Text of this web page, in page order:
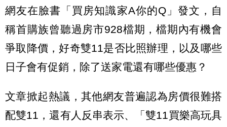
網友在臉書「買房知識家A你的Q」發文，自
稱首購族曾聽過房市928檔期，檔期內有機會
爭取降價，好奇雙11是否比照辦理，以及哪些
日子會有促銷，除了送家電還有哪些優惠？
文章掀起熱議，其他網友普遍認為房價很難搭
配雙11，還有人反串表示、「雙11買樂高玩具